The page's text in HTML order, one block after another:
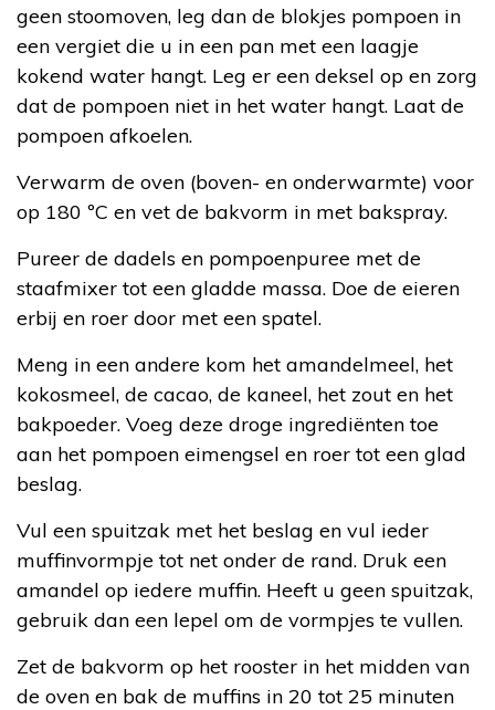
geen stoomoven, leg dan de blokjes pompoen in
een vergiet die u in een pan met een laagje
kokend water hangt. Leg er een deksel op en zorg
dat de pompoen niet in het water hangt. Laat de
pompoen afkoelen.
Verwarm de oven (boven- en onderwarmte) voor
op 180 ºC en vet de bakvorm in met bakspray.
Pureer de dadels en pompoenpuree met de
staafmixer tot een gladde massa. Doe de eieren
erbij en roer door met een spatel.
Meng in een andere kom het amandelmeel, het
kokosmeel, de cacao, de kaneel, het zout en het
bakpoeder. Voeg deze droge ingrediënten toe
aan het pompoen eimengsel en roer tot een glad
beslag.
Vul een spuitzak met het beslag en vul ieder
muffinvormpje tot net onder de rand. Druk een
amandel op iedere muffin. Heeft u geen spuitzak,
gebruik dan een lepel om de vormpjes te vullen.
Zet de bakvorm op het rooster in het midden van
de oven en bak de muffins in 20 tot 25 minuten